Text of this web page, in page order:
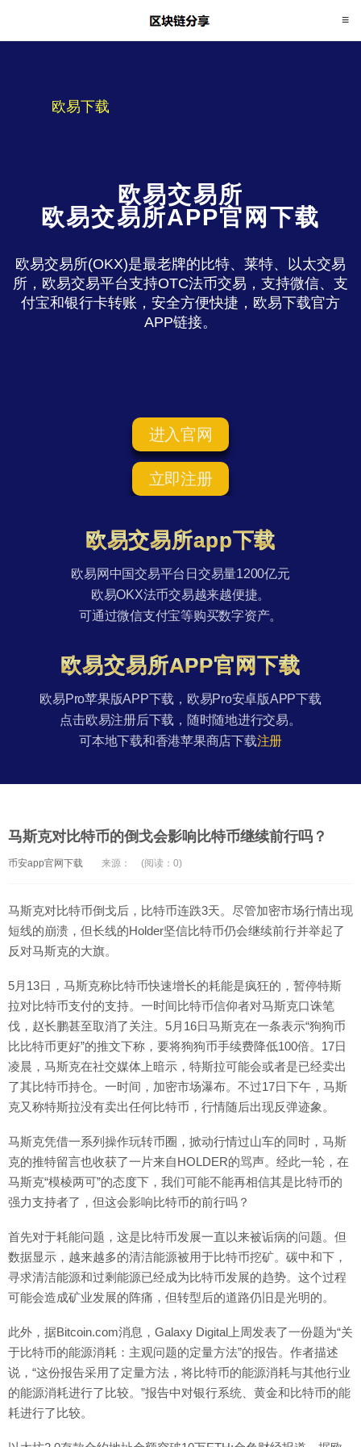
欧易下载
欧易交易所
欧易交易所APP官网下载
欧易交易所(OKX)是最老牌的比特、莱特、以太交易
所，欧易交易平台支持OTC法币交易，支持微信、支
付宝和银行卡转账，安全方便快捷，欧易下载官方
APP链接。
进入官网
立即注册
欧易交易所app下载
欧易网中国交易平台日交易量1200亿元
欧易OKX法币交易越来越便捷。
可通过微信支付宝等购买数字资产。
欧易交易所APP官网下载
欧易Pro苹果版APP下载，欧易Pro安卓版APP下载
点击欧易注册后下载，随时随地进行交易。
可本地下载和香港苹果商店下载注册
马斯克对比特币的倒戈会影响比特币继续前行吗？
币安app官网下载 来源： (阅读：0)
马斯克对比特币倒戈后，比特币连跌3天。尽管加密市场行情出现
短线的崩溃，但长线的Holder坚信比特币仍会继续前行并举起了
反对马斯克的大旗。
5月13日，马斯克称比特币快速增长的耗能是疯狂的，暂停特斯
拉对比特币支付的支持。一时间比特币信仰者对马斯克口诛笔
伐，赵长鹏甚至取消了关注。5月16日马斯克在一条表示“狗狗币
比比特币更好”的推文下称，要将狗狗币手续费降低100倍。17日
凌晨，马斯克在社交媒体上暗示，特斯拉可能会或者是已经卖出
了其比特币持仓。一时间，加密市场瀑布。不过17日下午，马斯
克又称特斯拉没有卖出任何比特币，行情随后出现反弹迹象。
马斯克凭借一系列操作玩转币圈，掀动行情过山车的同时，马斯
克的推特留言也收获了一片来自HOLDER的骂声。经此一轮，在
马斯克“模棱两可”的态度下，我们可能不能再相信其是比特币的
强力支持者了，但这会影响比特币的前行吗？
首先对于耗能问题，这是比特币发展一直以来被诟病的问题。但
数据显示，越来越多的清洁能源被用于比特币挖矿。碳中和下，
寻求清洁能源和过剩能源已经成为比特币发展的趋势。这个过程
可能会造成矿业发展的阵痛，但转型后的道路仍旧是光明的。
此外，据Bitcoin.com消息，Galaxy Digital上周发表了一份题为“关
于比特币的能源消耗：主观问题的定量方法”的报告。作者描述
说，“这份报告采用了定量方法，将比特币的能源消耗与其他行业
的能源消耗进行了比较。”报告中对银行系统、黄金和比特币的能
耗进行了比较。